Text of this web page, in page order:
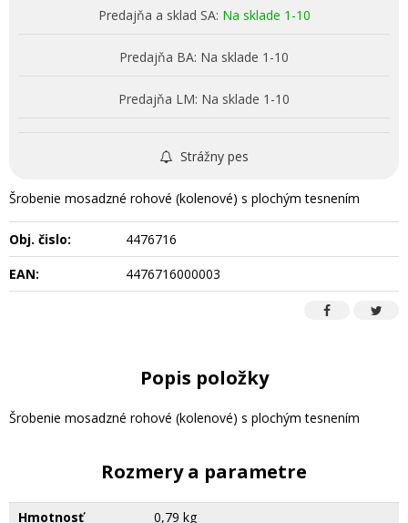
Predajňa a sklad SA: Na sklade 1-10
Predajňa BA: Na sklade 1-10
Predajňa LM: Na sklade 1-10
Strážny pes
Šrobenie mosadzné rohové (kolenové) s plochým tesnením
Obj. čislo:
4476716
EAN:
4476716000003
Popis položky
Šrobenie mosadzné rohové (kolenové) s plochým tesnením
Rozmery a parametre
Hmotnosť 0,79 kg